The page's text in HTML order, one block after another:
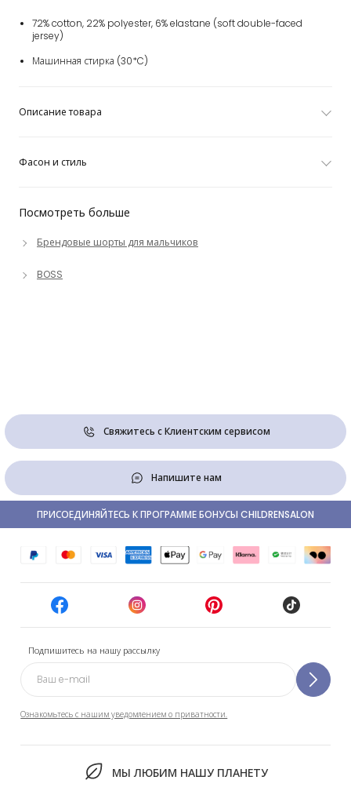
Посмотреть больше
Брендовые шорты для мальчиков
BOSS
72% cotton, 22% polyester, 6% elastane (soft double-faced
jersey)
Машинная стирка (30*C)
Описание товара
Фасон и стиль
Свяжитесь с Клиентским сервисом
Напишите нам
Подпишитесь на нашу рассылку
Ознакомьтесь с нашим уведомлением о приватности.
МЫ ЛЮБИМ НАШУ ПЛАНЕТУ
ПРИСОЕДИНЯЙТЕСЬ К ПРОГРАММЕ БОНУСЫ CHILDRENSALON